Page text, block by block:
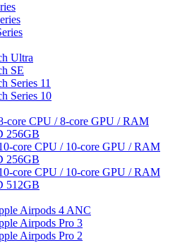
Ultra
SE
Series 11
Series 10
core CPU / 8-core GPU / RAM
256GB
core CPU / 10-core GPU / RAM
256GB
core CPU / 10-core GPU / RAM
512GB
Airpods 4 ANC
Airpods Pro 3
Airpods Pro 2